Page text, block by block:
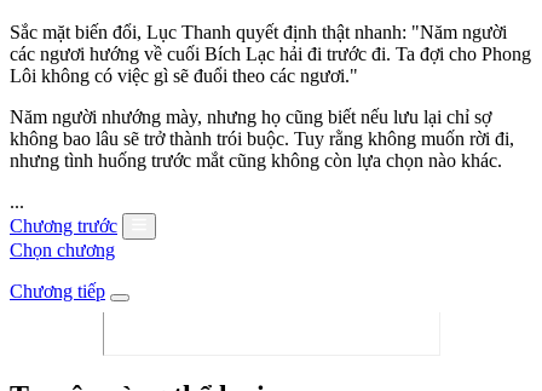
Sắc mặt biến đổi, Lục Thanh quyết định thật nhanh: "Năm người
các ngươi hướng về cuối Bích Lạc hải đi trước đi. Ta đợi cho Phong
Lôi không có việc gì sẽ đuổi theo các ngươi."
Năm người nhướng mày, nhưng họ cũng biết nếu lưu lại chỉ sợ
không bao lâu sẽ trở thành trói buộc. Tuy rằng không muốn rời đi,
nhưng tình huống trước mắt cũng không còn lựa chọn nào khác.
...
Chương trước
Chọn chương
Chương tiếp